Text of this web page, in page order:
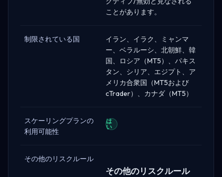
ことがあります。
制限されている国
イラン、イラク、ミャンマ
ー、ベラルーシ、北朝鮮、韓
国、ロシア（MT5）、パキス
タン、シリア、エジプト、ア
メリカ合衆国（MT5および
cTrader）、カナダ（MT5）
スケーリングプランの
利用可能性
は
い
その他のリスクルール
その他のリスクルール